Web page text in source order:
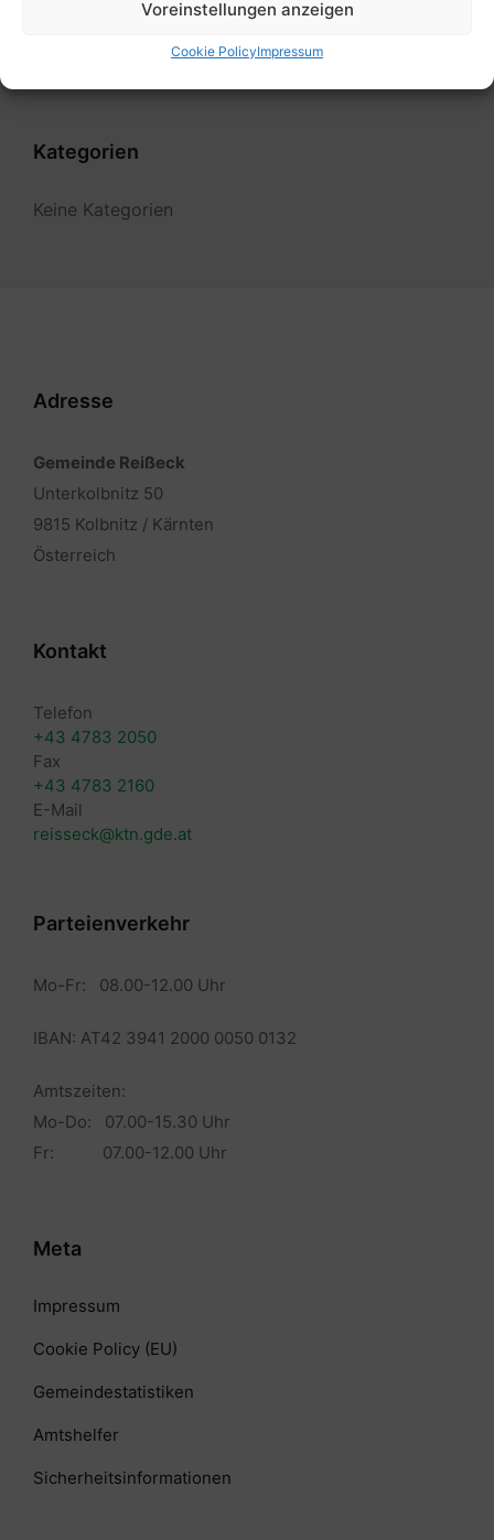
Voreinstellungen anzeigen
Cookie PolicyImpressum
Filter
Kategorien
Keine Kategorien
Adresse
Gemeinde Reißeck
Unterkolbnitz 50
9815 Kolbnitz / Kärnten
Österreich
Kontakt
Telefon
+43 4783 2050
Fax
+43 4783 2160
E-Mail
reisseck@ktn.gde.at
Parteienverkehr
Mo-Fr: 08.00-12.00 Uhr
IBAN: AT42 3941 2000 0050 0132
Amtszeiten:
Mo-Do: 07.00-15.30 Uhr
Fr: 07.00-12.00 Uhr
Meta
Impressum
Cookie Policy (EU)
Gemeindestatistiken
Amtshelfer
Sicherheitsinformationen